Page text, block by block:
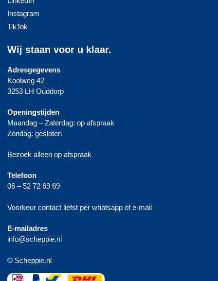
Instagram
TikTok
Wij staan voor u klaar.
Adresgegevens
Koolweg 42
3253 LH Ouddorp
Openingstijden
Maandag – Zaterdag: op afspraak
Zondag: gesloten
Bezoek alleen op afspraak
Telefoon
06 – 52 72 69 69
Voorkeur contact liefst per whatsapp of e-mail
E-mailadres
info@scheppie.nl
© Scheppie.nl